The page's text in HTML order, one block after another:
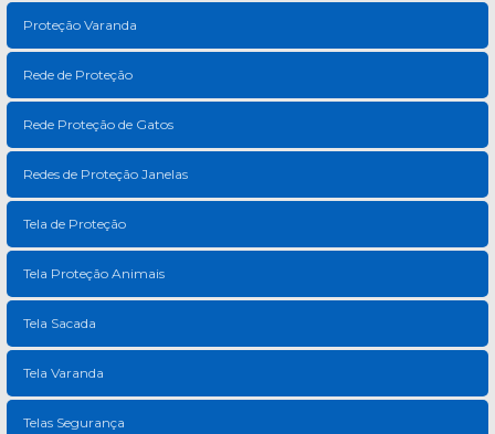
Proteção Varanda
Rede de Proteção
Rede Proteção de Gatos
Redes de Proteção Janelas
Tela de Proteção
Tela Proteção Animais
Tela Sacada
Tela Varanda
Telas Segurança